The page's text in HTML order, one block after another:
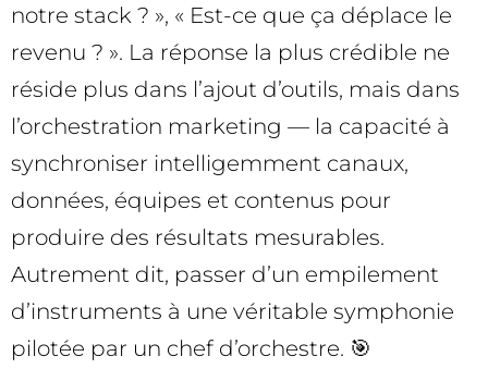
notre stack ? », « Est-ce que ça déplace le
revenu ? ». La réponse la plus crédible ne
réside plus dans l’ajout d’outils, mais dans
l’orchestration marketing — la capacité à
synchroniser intelligemment canaux,
données, équipes et contenus pour
produire des résultats mesurables.
Autrement dit, passer d’un empilement
d’instruments à une véritable symphonie
pilotée par un chef d’orchestre. 🎯